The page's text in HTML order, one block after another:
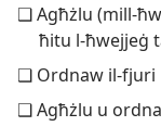
❑ Agħżlu (mill-
ħitu l-​ħwejjeġ
❑ Ordnaw il-​fjuri
❑ Agħżlu u